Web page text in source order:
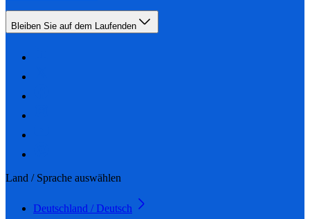
Bleiben Sie auf dem Laufenden
Land / Sprache auswählen
Deutschland / Deutsch